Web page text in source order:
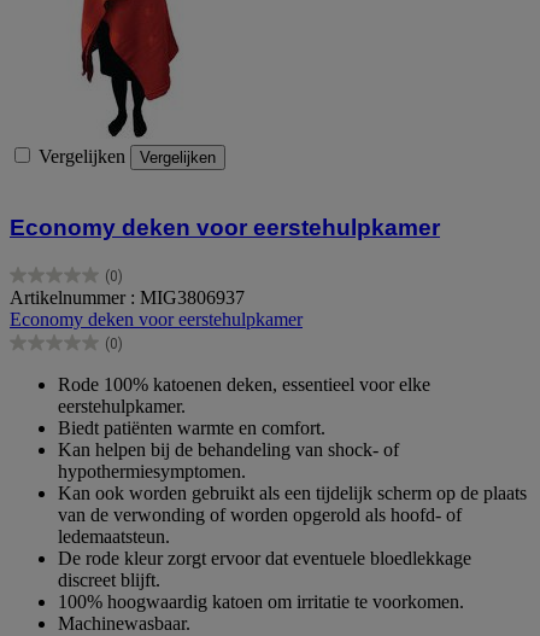
Vergelijken Vergelijken
Economy deken voor eerstehulpkamer
(0)
0.0
van
de
5
Artikelnummer : MIG3806937
Economy deken voor eerstehulpkamer
(0)
0.0
sterren.
Rode 100% katoenen deken, essentieel voor elke
eerstehulpkamer.
Biedt patiënten warmte en comfort.
Kan helpen bij de behandeling van shock- of
hypothermiesymptomen.
Kan ook worden gebruikt als een tijdelijk scherm op de plaats
van de verwonding of worden opgerold als hoofd- of
ledemaatsteun.
De rode kleur zorgt ervoor dat eventuele bloedlekkage
discreet blijft.
100% hoogwaardig katoen om irritatie te voorkomen.
Machinewasbaar.